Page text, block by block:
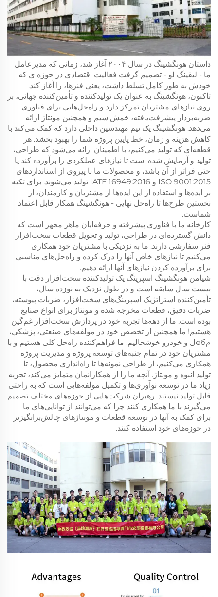
داستان هونگشینگ در سال ۲۰۰۴ آغاز شد، زمانی که مدیرعامل
ما - لیقینگ لو - تصمیم گرفت فعالیت اقتصادی در حوزه‌ای که
خودش به طور کامل تسلط داشت، یعنی فنرها، را آغاز کند.
تاکنون، هونگشینگ به عنوان یک تولیدکننده و تأمین‌کننده جهانی، بر
روی نیازهای مشتریان تمرکز دارد و راه‌حل‌هایی برای فناوری
ضربه‌بردار پیشرفت‌یافته، خمش سیم و همچنین مونتاژ ارائه
می‌دهد. هونگشینگ یک تیم مهندسین داخلی دارد که کمک می‌کند با
کاهش هزینه و زمان، خط پایین پروژه شما را بهبود بخشد. هر
قطعه‌ای که تولید می‌کنیم، با اطمینان ارائه می‌شود که طراحی،
تولید و آزمایش شده است تا نیازهای عملکردی را برآورده کند یا
حتی فراتر از آن باشد، و محصولات ما با پیروی از استانداردهای
ISO 9001:2015 و IATF 16949:2016 تولید می‌شوند. برای تکیه
بر ایده‌ها و استفاده از این ایده‌ها از مشتریان و کارمندان، از
نخستین طرح‌ها تا راه‌حل نهایی - هونگشینگ همکار قابل اعتماد
شماست.
کارخانه ما با فناوری پیشرفته و حرفه‌ایان ماهر مجهز است که
دانش گسترده‌ای در طراحی، تولید و تحویل قطعات سخت‌افزار
فنر سفارشی دارند. ما به نزدیکی با مشتریان خود همکاری
می‌کنیم تا نیازهای خاص آنها را درک کرده و راه‌حل‌های مناسبی
برای برآورده کردن نیازهای آنها ارائه دهیم.
شیامن هونگشینگ اسپرینگ یک تولیدکننده سخت‌افزار دقت با
بیست سال سابقه است و در طول نزدیک به نوزده سال،
تأمین‌کننده استراتژیک اسپرینگ‌های سخت‌افزار، ضربات پیوسته،
ضربات دقیق، قطعات مخرجه شده و مونتاژ برای انواع صنایع
بوده است. ما از دهه‌ها تجربه خود در پردازش سخت‌افزار غم‌گین
هستیم! ما همچنین از تخصص خود در مولفه‌های صنعتی، پزشکی،
مебل و خودرو خوشحالیم. ما فراهم‌کننده راه‌حل کلی هستیم و با
مشتریان خود در تمام جنبه‌های توسعه پروژه و مدیریت پروژه
همکاری می‌کنیم، از طراحی نمونه‌ها تا راه‌اندازی محصول، تا
تولید انبوه و مونتاژ. آنچه ما را از همکارانمان متمایز می‌کند، تجربه
زیاد ما در توسعه نوآوری‌ها و تکمیل مولفه‌هایی است که به راحتی
قابل تولید نیستند. رهبران شرکت‌هایی از حوزه‌های مختلف تصمیم
می‌گیرند با ما همکاری کنند چرا که می‌توانند از توانایی‌های ما
برای کمک به آنها در توسعه قطعات و مونتاژ‌های چالش‌برانگیزتر
در حوزه‌های خود استفاده کنند.